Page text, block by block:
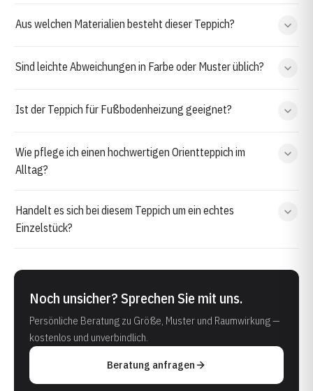
Aus welchen Materialien besteht dieser Teppich?
Sind leichte Abweichungen in Farbe oder Muster üblich?
Ist der Teppich für Fußbodenheizung geeignet?
Wie pflege ich einen hochwertigen Orientteppich im
Alltag?
Handelt es sich bei diesem Teppich um ein echtes
Einzelstück?
Noch unsicher? Sprechen Sie mit uns.
Persönliche Beratung zu Größe, Muster und Raumwirkung —
kostenlos und unverbindlich.
Beratung anfragen